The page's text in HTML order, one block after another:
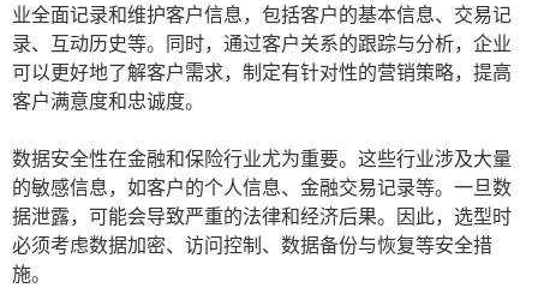
业全面记录和维护客户信息，包括客户的基本信息、交易记
录、互动历史等。同时，通过客户关系的跟踪与分析，企业
可以更好地了解客户需求，制定有针对性的营销策略，提高
客户满意度和忠诚度。
数据安全性在金融和保险行业尤为重要。这些行业涉及大量
的敏感信息，如客户的个人信息、金融交易记录等。一旦数
据泄露，可能会导致严重的法律和经济后果。因此，选型时
必须考虑数据加密、访问控制、数据备份与恢复等安全措
施。